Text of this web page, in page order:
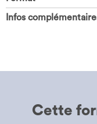
Infos
Cette